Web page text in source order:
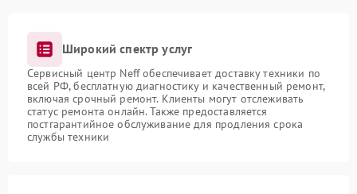
Широкий спектр услуг
Сервисный центр Neff обеспечивает доставку техники по
всей РФ, бесплатную диагностику и качественный ремонт,
включая срочный ремонт. Клиенты могут отслеживать
статус ремонта онлайн. Также предоставляется
постгарантийное обслуживание для продления срока
службы техники